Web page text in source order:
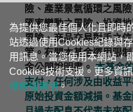
險、產業景氣循環之風
匯率變動之風險、投資
風險、商品交易對手之
等。有關本基金運用限
金公開說明書。本基金
支付，任何涉及由收益
原始投資金額減損。基
為提供您最佳個人化且即時
站透過使用Cookies紀錄與
用訊息。當您使用本網站，
Cookies技術支援。更多資
權保護聲明。